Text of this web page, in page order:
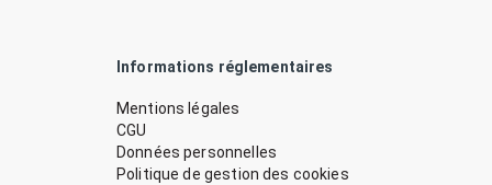
Informations réglementaires
Mentions légales
CGU
Données personnelles
Politique de gestion des cookies